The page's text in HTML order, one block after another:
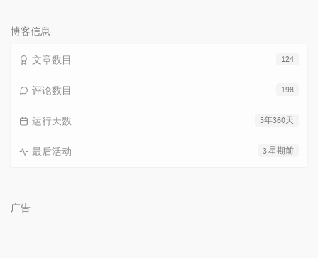
博客信息
124
文章数目
198
评论数目
5年360天
运行天数
3 星期前
最后活动
广告